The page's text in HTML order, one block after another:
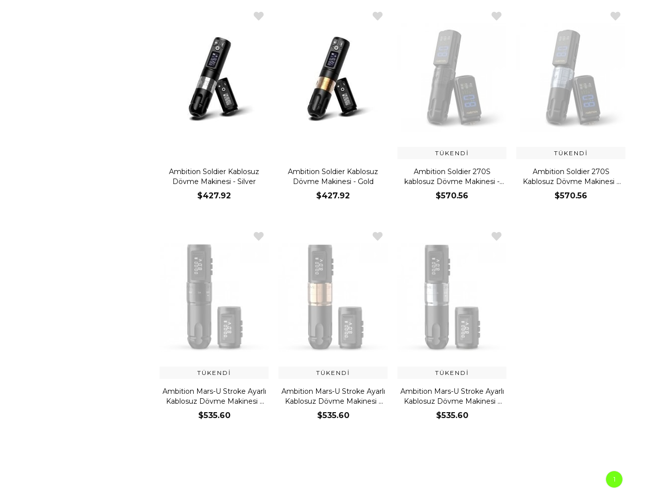
Ambition Soldier Kablosuz
Dövme Makinesi - Silver
$427.92
Ambition Soldier Kablosuz
Dövme Makinesi - Gold
$427.92
TÜKENDI
Ambition Soldier 270S
kablosuz Dövme Makinesi -
Black
$570.56
TÜKENDI
Ambition Soldier 270S
Kablosuz Dövme Makinesi -
Silver
$570.56
TÜKENDI
Ambition Mars-U Stroke Ayarlı
Kablosuz Dövme Makinesi -
Black
$535.60
TÜKENDI
Ambition Mars-U Stroke Ayarlı
Kablosuz Dövme Makinesi -
Gold
$535.60
TÜKENDI
Ambition Mars-U Stroke Ayarlı
Kablosuz Dövme Makinesi -
Silver
$535.60
1